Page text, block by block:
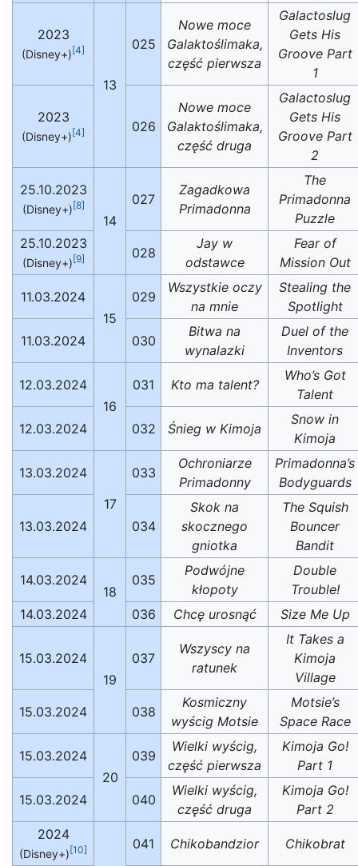
2023
(Disney+) [4]
13
025
Nowe moce
Galaktoślimaka,
część pierwsza
Galactoslug
Gets His
Groove Part
1
2023
(Disney+) [4] 026
Nowe moce
Galaktoślimaka,
część druga
Galactoslug
Gets His
Groove Part
2
25.10.2023
(Disney+) [8]
14
027
Zagadkowa
Primadonna
The
Primadonna
Puzzle
25.10.2023
(Disney+) [9] 028
Jay w
odstawce
Fear of
Mission Out
11.03.2024
15
029
Wszystkie oczy
na mnie
Stealing the
Spotlight
11.03.2024 030
Bitwa na
wynalazki
Duel of the
Inventors
12.03.2024
16
031 Kto ma talent?
Who’s Got
Talent
12.03.2024 032 Śnieg w Kimoja
Snow in
Kimoja
13.03.2024
17
033
Ochroniarze
Primadonny
Primadonna’s
Bodyguards
13.03.2024 034
Skok na
skocznego
gniotka
The Squish
Bouncer
Bandit
14.03.2024
18
035
Podwójne
kłopoty
Double
Trouble!
14.03.2024
036 Chcę urosnąć Size Me Up
15.03.2024
19
037
Wszyscy na
ratunek
It Takes a
Kimoja
Village
15.03.2024 038
Kosmiczny
wyścig Motsie
Motsie’s
Space Race
15.03.2024
20
039
Wielki wyścig,
część pierwsza
Kimoja Go!
Part 1
15.03.2024 040
Wielki wyścig,
część druga
Kimoja Go!
Part 2
2024
(Disney+) [10] 041 Chikobandzior Chikobrat